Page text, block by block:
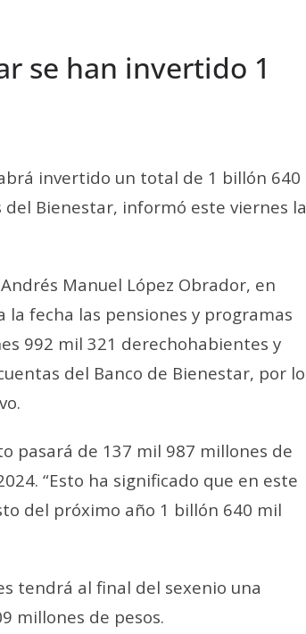
se han invertido 1
invertido un total de 1 billón 640
Bienestar, informó este viernes la
Manuel López Obrador, en
la fecha las pensiones y programas
992 mil 321 derechohabientes y
del Banco de Bienestar, por lo
pasará de 137 mil 987 millones de
“Esto ha significado que en este
del próximo año 1 billón 640 mil
tendrá al final del sexenio una
millones de pesos.